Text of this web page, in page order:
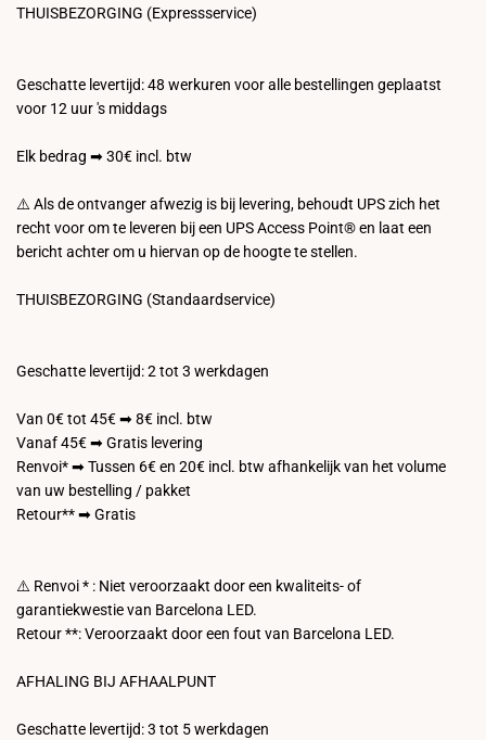
THUISBEZORGING (Expressservice)
Geschatte levertijd: 48 werkuren voor alle bestellingen geplaatst
voor 12 uur 's middags
Elk bedrag ➡ 30€ incl. btw
⚠️ Als de ontvanger afwezig is bij levering, behoudt UPS zich het
recht voor om te leveren bij een UPS Access Point® en laat een
bericht achter om u hiervan op de hoogte te stellen.
THUISBEZORGING (Standaardservice)
Geschatte levertijd: 2 tot 3 werkdagen
Van 0€ tot 45€ ➡ 8€ incl. btw
Vanaf 45€ ➡ Gratis levering
Renvoi* ➡ Tussen 6€ en 20€ incl. btw afhankelijk van het volume
van uw bestelling / pakket
Retour** ➡ Gratis
⚠️ Renvoi * : Niet veroorzaakt door een kwaliteits- of
garantiekwestie van Barcelona LED.
Retour **: Veroorzaakt door een fout van Barcelona LED.
AFHALING BIJ AFHAALPUNT
Geschatte levertijd: 3 tot 5 werkdagen